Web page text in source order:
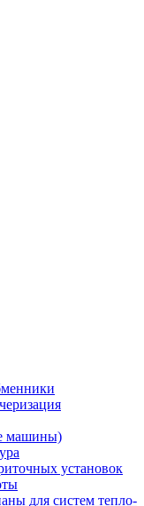
машины)
установок
для систем тепло-